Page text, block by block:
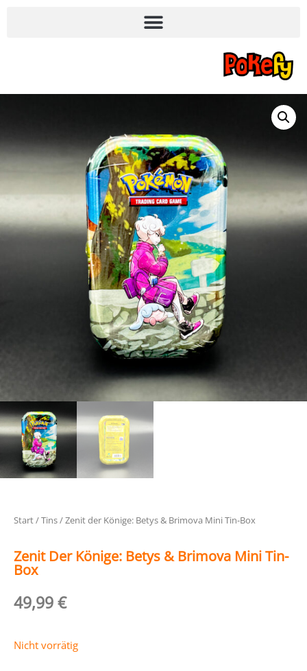
Start/Tins/ Zenit der Könige: Betys & Brimova Mini Tin-Box
Zenit Der Könige: Betys & Brimova Mini Tin-
Box
49,99€
Nicht vorrätig